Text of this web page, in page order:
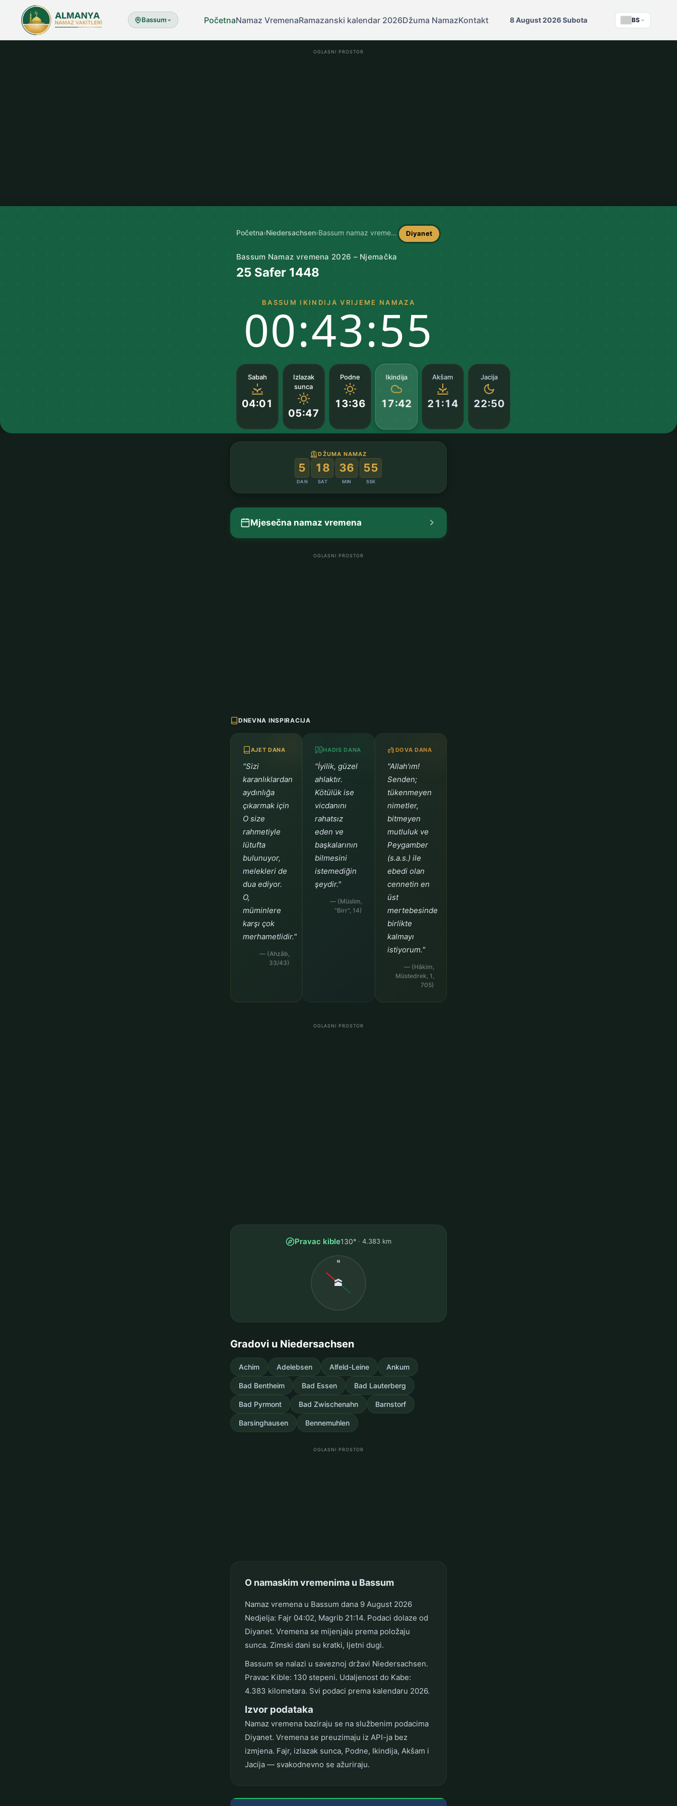
Bassum PočetnaNamaz VremenaRamazanski kalendar 2026Džuma NamazKontakt 8 August 2026 Subota BS
OGLASNI PROSTOR
Početna›Niedersachsen› Bassum namaz vremena Diyanet
Bassum Namaz vremena 2026 – Njemačka
25 Safer 1448
BASSUM IKINDIJA VRIJEME NAMAZA
00:43:54
Sabah
04:01
Izlazak
sunca
05:47
Podne
13:36
Ikindija
17:42
Akšam
21:14
Jacija
22:50
DŽUMA NAMAZ
5
DAN
: 18
SAT
: 36
MIN
: 54
SEK
Mjesečna namaz vremena
OGLASNI PROSTOR
DNEVNA INSPIRACIJA
AJET DANA
"Sizi
karanlıklardan
aydınlığa
çıkarmak için
O size
rahmetiyle
lütufta
bulunuyor,
melekleri de
dua ediyor.
O,
müminlere
karşı çok
merhametlidir."
— (Ahzâb,
33/43)
HADIS DANA
"İyilik, güzel
ahlaktır.
Kötülük ise
vicdanını
rahatsız
eden ve
başkalarının
bilmesini
istemediğin
şeydir."
— (Müslim,
"Birr", 14)
DOVA DANA
"Allah'ım!
Senden;
tükenmeyen
nimetler,
bitmeyen
mutluluk ve
Peygamber
(s.a.s.) ile
ebedi olan
cennetin en
üst
mertebesinde
birlikte
kalmayı
istiyorum."
— (Hâkim,
Müstedrek, 1,
705)
OGLASNI PROSTOR
Pravac kible130° 4.383 km
N
🕋
Gradovi u Niedersachsen
Achim Adelebsen Alfeld-Leine Ankum
Bad Bentheim Bad Essen Bad Lauterberg
Bad Pyrmont Bad Zwischenahn Barnstorf
Barsinghausen Bennemuhlen
OGLASNI PROSTOR
O namaskim vremenima u Bassum
Namaz vremena u Bassum dana 9 August 2026
Nedjelja: Fajr 04:02, Magrib 21:14. Podaci dolaze od
Diyanet. Vremena se mijenjaju prema položaju
sunca. Zimski dani su kratki, ljetni dugi.
Bassum se nalazi u saveznoj državi Niedersachsen.
Pravac Kible: 130 stepeni. Udaljenost do Kabe:
4.383 kilometara. Svi podaci prema kalendaru 2026.
Izvor podataka
Namaz vremena baziraju se na službenim podacima
Diyanet. Vremena se preuzimaju iz API-ja bez
izmjena. Fajr, izlazak sunca, Podne, Ikindija, Akšam i
Jacija — svakodnevno se ažuriraju.